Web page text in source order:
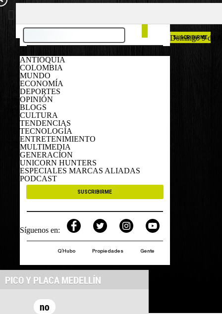
ANTIOQUIA
COLOMBIA
MUNDO
ECONOMÍA
DEPORTES
OPINIÓN
BLOGS
CULTURA
TENDENCIAS
TECNOLOGÍA
ENTRETENIMIENTO
MULTIMEDIA
GENERACÍON
UNICORN HUNTERS
ESPECIALES MARCAS ALIADAS
PODCAST
SUSCRIBIRME
Síguenos en:
Q´Hubo Propiedades Gente
Domingo 9 de
SUSCRIBIRME
PICO Y PLACA MEDELLÍN
no